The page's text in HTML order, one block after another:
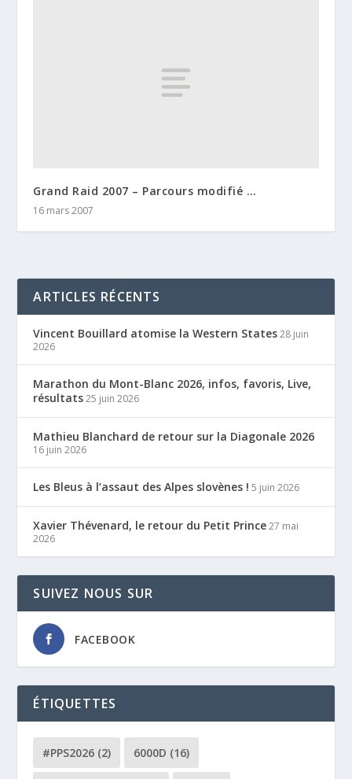
Grand Raid 2007 – Parcours modifié …
16 mars 2007
ARTICLES RÉCENTS
Vincent Bouillard atomise la Western States 28 juin
2026
Marathon du Mont-Blanc 2026, infos, favoris, Live,
résultats 25 juin 2026
Mathieu Blanchard de retour sur la Diagonale 2026
16 juin 2026
Les Bleus à l’assaut des Alpes slovènes ! 5 juin 2026
Xavier Thévenard, le retour du Petit Prince 27 mai
2026
SUIVEZ NOUS SUR
FACEBOOK
ÉTIQUETTES
#PPS2026 (2) 6000D (16)